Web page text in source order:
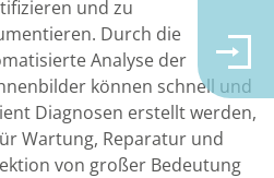
und zu
Durch die
Analyse der
können schnell und
Diagnosen erstellt werden,
Wartung, Reparatur und
von großer Bedeutung